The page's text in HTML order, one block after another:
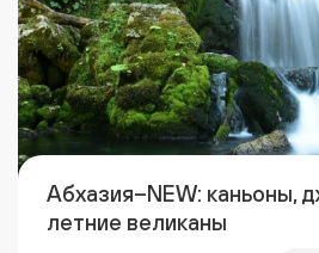
Абхазия–NEW: каньоны,
летние великаны